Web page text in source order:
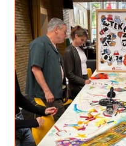
passie voor reizen.
reist zijn schetsboek
lijnen of losse
échte leven vast, net
tegenwoordig foto’s
Eva, Lotte en Gemma
Z